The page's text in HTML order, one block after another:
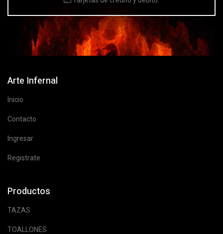
Arte Infernal
Inicio
Contacto
Ingresar
Registrate
Productos
TAZAS
TOALLONES